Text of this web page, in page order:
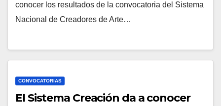
conocer los resultados de la convocatoria del Sistema
Nacional de Creadores de Arte…
CONVOCATORIAS
El Sistema Creación da a conocer